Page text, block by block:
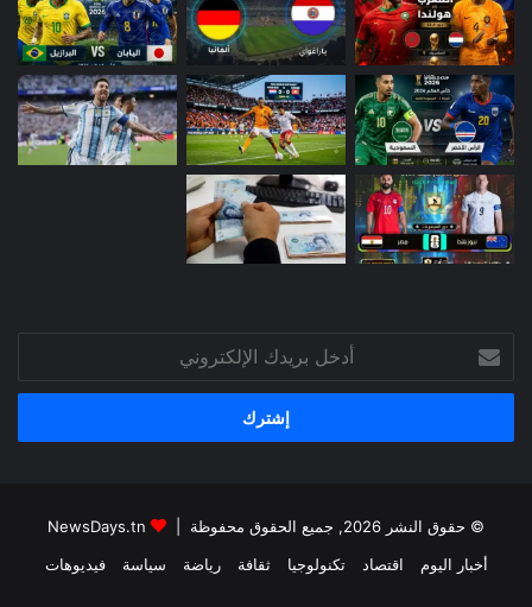
بريدك
الإلكتروني
© حقوق النشر 2026, جميع الحقوق محفوظة |
أخبار اليوم
اقتصاد تكنولوجيا ثقافة رياضة سياسة فيديوهات